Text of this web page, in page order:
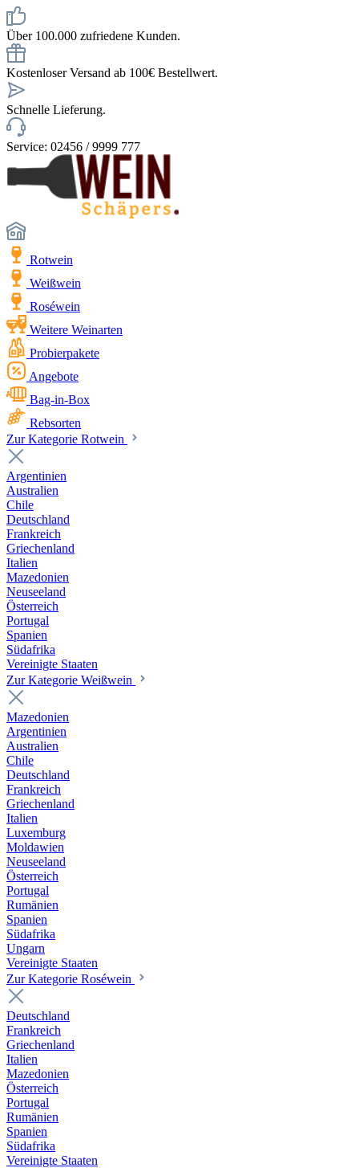
Über 100.000 zufriedene Kunden.
Kostenloser Versand ab 100€ Bestellwert.
Schnelle Lieferung.
Service: 02456 / 9999 777
Rotwein
Weißwein
Roséwein
Weitere Weinarten
Probierpakete
Angebote
Bag-in-Box
Rebsorten
Zur Kategorie Rotwein
Argentinien
Australien
Chile
Deutschland
Frankreich
Griechenland
Italien
Mazedonien
Neuseeland
Österreich
Portugal
Spanien
Südafrika
Vereinigte Staaten
Zur Kategorie Weißwein
Mazedonien
Argentinien
Australien
Chile
Deutschland
Frankreich
Griechenland
Italien
Luxemburg
Moldawien
Neuseeland
Österreich
Portugal
Rumänien
Spanien
Südafrika
Ungarn
Vereinigte Staaten
Zur Kategorie Roséwein
Deutschland
Frankreich
Griechenland
Italien
Mazedonien
Österreich
Portugal
Rumänien
Spanien
Südafrika
Vereinigte Staaten